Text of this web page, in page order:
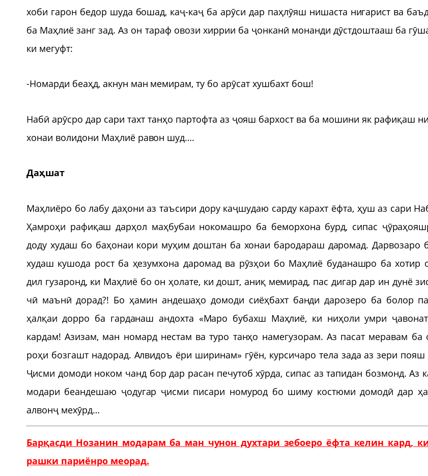
хоби гарон бедор шуда бошад, каҷ-каҷ ба арӯси дар паҳлӯяш нишаста нигарист ва
ба Маҳлиё занг зад. Аз он тараф овози хиррии ба ҷонканӣ монанди дӯстдоштааш ба
ки мегуфт:
-Номарди беаҳд, акнун ман мемирам, ту бо арӯсат хушбахт бош!
Набӣ арӯсро дар сари тахт танҳо партофта аз ҷояш бархост ва ба мошини як рафиқаш
хонаи волидони Маҳлиё равон шуд….
Даҳшат
Маҳлиёро бо лабу даҳони аз таъсири дору каҷшудаю сарду карахт ёфта, ҳуш аз сари
Ҳамроҳи рафиқаш дарҳол маҳбубаи нокомашро ба беморхона бурд, сипас
доду худаш бо баҳонаи кори муҳим доштан ба хонаи бародараш даромад. Дарвозаро
худаш кушода рост ба ҳезумхона даромад ва рӯзҳои бо Маҳлиё буданашро ба хотир
дил гузаронд, ки Маҳлиё бо он ҳолате, ки дошт, аниқ мемирад, пас дигар дар ин дунё
чӣ маънӣ дорад?! Бо ҳамин андешаҳо домоди сиёҳбахт банди дарозеро ба болор
ҳалқаи дорро ба гарданаш андохта «Маро бубахш Маҳлиё, ки ниҳоли умри
кардам! Азизам, ман номард нестам ва туро танҳо намегузорам. Аз пасат меравам ба
роҳи бозгашт надорад. Алвидоъ ёри ширинам» гӯён, курсичаро тела зада аз зери пояш
Ҷисми домоди ноком чанд бор дар расан печутоб хӯрда, сипас аз тапидан бозмонд. Аз
модари беандешаю ҷодугар ҷисми писари номурод бо шиму костюми домодӣ дар
алвонҷ мехӯрд…
Барқасди Нозанин модарам ба ман чунон духтари зебоеро ёфта келин кард,
рашки париёнро меорад.